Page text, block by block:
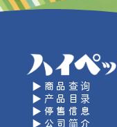
▶商品查询
▶产品目录
▶停售信息
▶公司简介